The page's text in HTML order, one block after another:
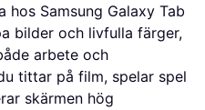
hos Samsung Galaxy Tab
bilder och livfulla färger,
arbete och
tittar på film, spelar spel
skärmen hög